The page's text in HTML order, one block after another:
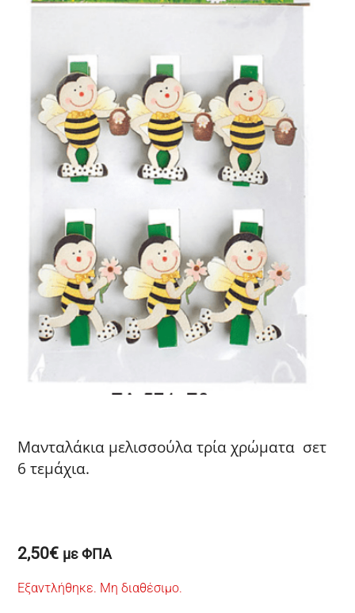
Μανταλάκια μελισσούλα τρία χρώματα σετ
6 τεμάχια.
2,50€ με ΦΠΑ
Εξαντλήθηκε. Μη διαθέσιμο.